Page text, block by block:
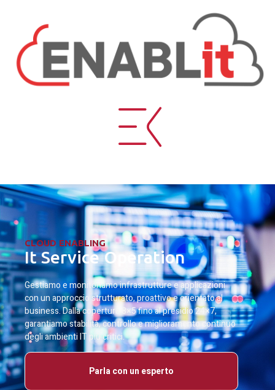
CLOUD ENABLING
It Service Operation
Gestiamo e monitoriamo infrastrutture e applicazioni
con un approccio strutturato, proattivo e orientato al
business. Dalla copertura 8×5 fino al presidio 24×7,
garantiamo stabilità, controllo e miglioramento continuo
degli ambienti IT più critici.
Parla con un esperto